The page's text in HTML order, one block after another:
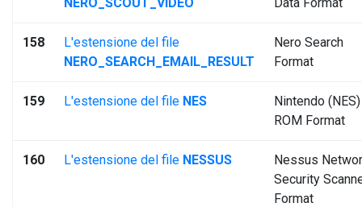
158
L'estensione del file
NERO_SEARCH_EMAIL_RESULT
Nero Search
Format
159 L'estensione del file NES
Nintendo (NES)
ROM Format
160 L'estensione del file NESSUS
Nessus
Security
Format